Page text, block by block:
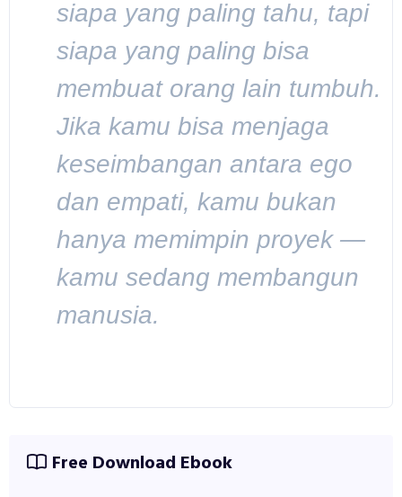
siapa yang paling tahu, tapi
siapa yang paling bisa
membuat orang lain tumbuh.
Jika kamu bisa menjaga
keseimbangan antara ego
dan empati, kamu bukan
hanya memimpin proyek —
kamu sedang membangun
manusia.
Free Download Ebook